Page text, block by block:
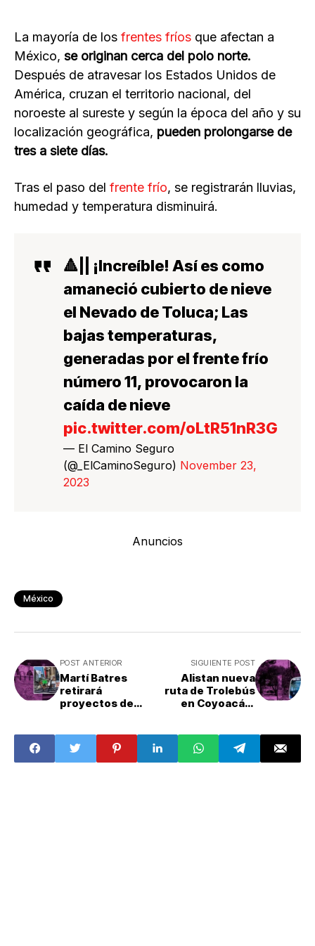
La mayoría de los frentes fríos que afectan a
México, se originan cerca del polo norte.
Después de atravesar los Estados Unidos de
América, cruzan el territorio nacional, del
noroeste al sureste y según la época del año y su
localización geográfica, pueden prolongarse de
tres a siete días.
Tras el paso del frente frío, se registrarán lluvias,
humedad y temperatura disminuirá.
🔺|| ¡Increíble! Así es como
amaneció cubierto de nieve
el Nevado de Toluca; Las
bajas temperaturas,
generadas por el frente frío
número 11, provocaron la
caída de nieve
pic.twitter.com/oLtR51nR3G
— El Camino Seguro
(@_ElCaminoSeguro) November 23,
2023
Anuncios
México
POST ANTERIOR
Martí Batres
retirará
proyectos de
triunfo es de
pueblos
originarios
SIGUIENTE POST
Alistan nueva
ruta de Trolebús
en Coyoacán;
12?